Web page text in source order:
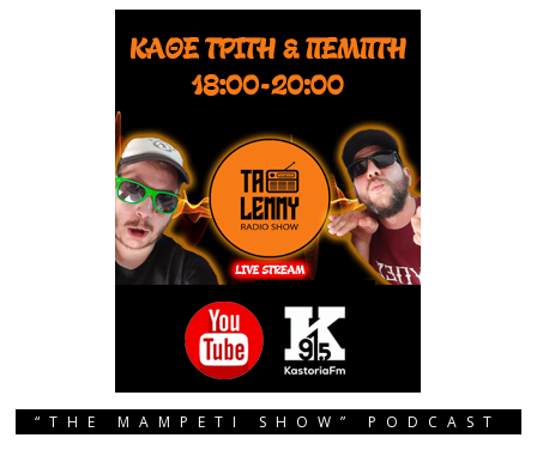
“THE MAMPETI SHOW” PODCAST